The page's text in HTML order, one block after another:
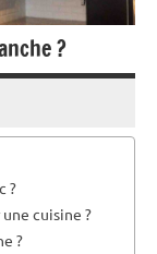
?
?
cuisine ?
?